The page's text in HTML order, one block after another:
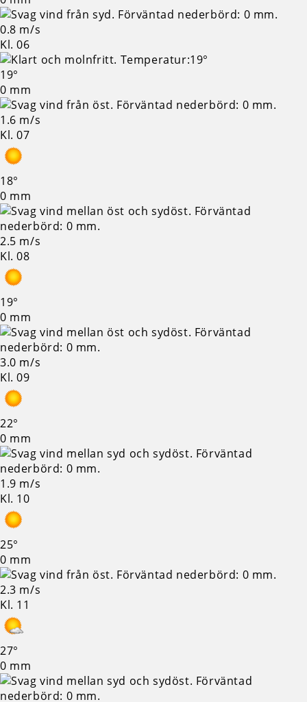
0.8 m/s
Kl. 06
19°
0 mm
1.6 m/s
Kl. 07
18°
0 mm
2.5 m/s
Kl. 08
19°
0 mm
3.0 m/s
Kl. 09
22°
0 mm
1.9 m/s
Kl. 10
25°
0 mm
2.3 m/s
Kl. 11
27°
0 mm